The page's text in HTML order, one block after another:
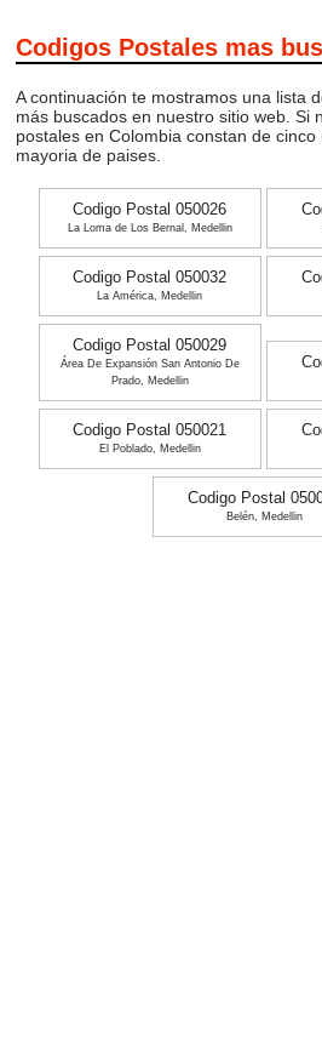
Codigos Postales mas
A continuación te mostramos una lista
más buscados en nuestro sitio web. Si
postales en Colombia constan de
mayoria de paises.
Codigo Postal 050026
La Loma de Los Bernal, Medellin
Codigo Postal 050032
La América, Medellin
Codigo Postal 050029
Área De Expansión San Antonio De
Prado, Medellin
Codigo Postal 050021
El Poblado, Medellin
Codigo Postal
Belén, Medellin